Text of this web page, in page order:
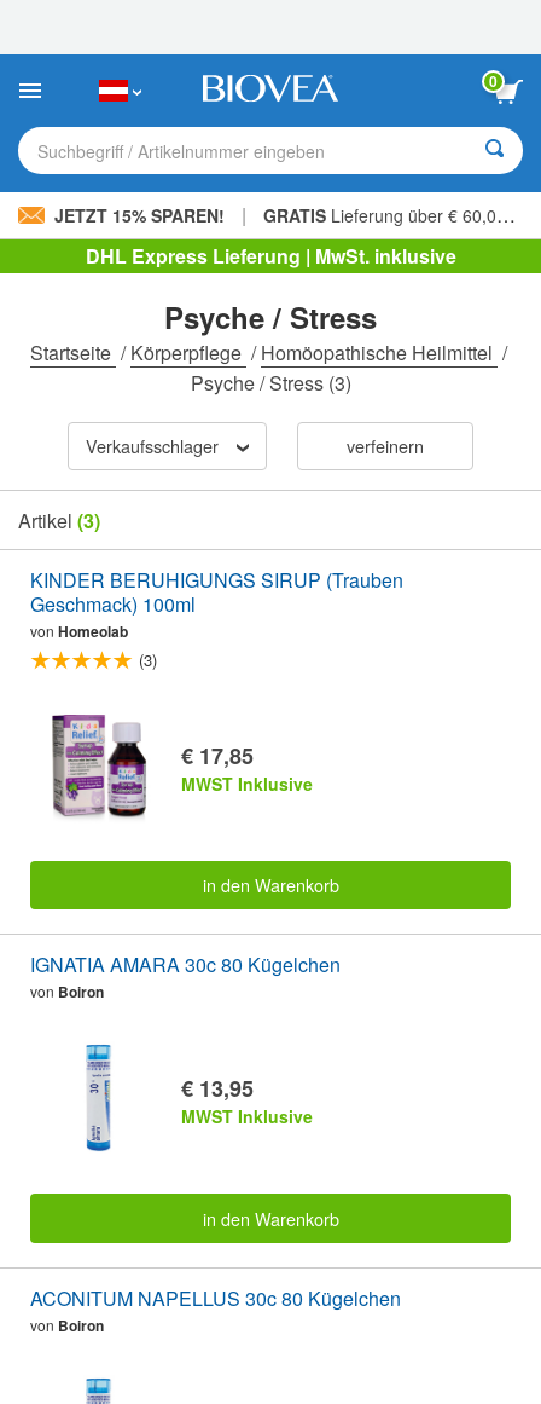
Sie:
Website
ein
Barrierefreiheitssystem.
0
Suchbegriff / Artikelnummer eingeben
JETZT 15% SPAREN! | GRATIS Lieferung über € 60,00 »
DHL Express Lieferung | MwSt. inklusive
Psyche / Stress
Startseite /Körperpflege /Homöopathische Heilmittel /
Psyche / Stress(3)
Verkaufsschlager verfeinern
Artikel (3)
KINDER BERUHIGUNGS SIRUP (Trauben
Geschmack) 100ml
von Homeolab
(3)
€ 17,85
MWST Inklusive
in den Warenkorb
IGNATIA AMARA 30c 80 Kügelchen
von Boiron
€ 13,95
MWST Inklusive
in den Warenkorb
ACONITUM NAPELLUS 30c 80 Kügelchen
von Boiron